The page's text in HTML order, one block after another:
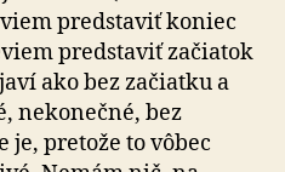
predstaviť koniec
predstaviť začiatok
ako bez začiatku a
nekonečné, bez
pretože to vôbec